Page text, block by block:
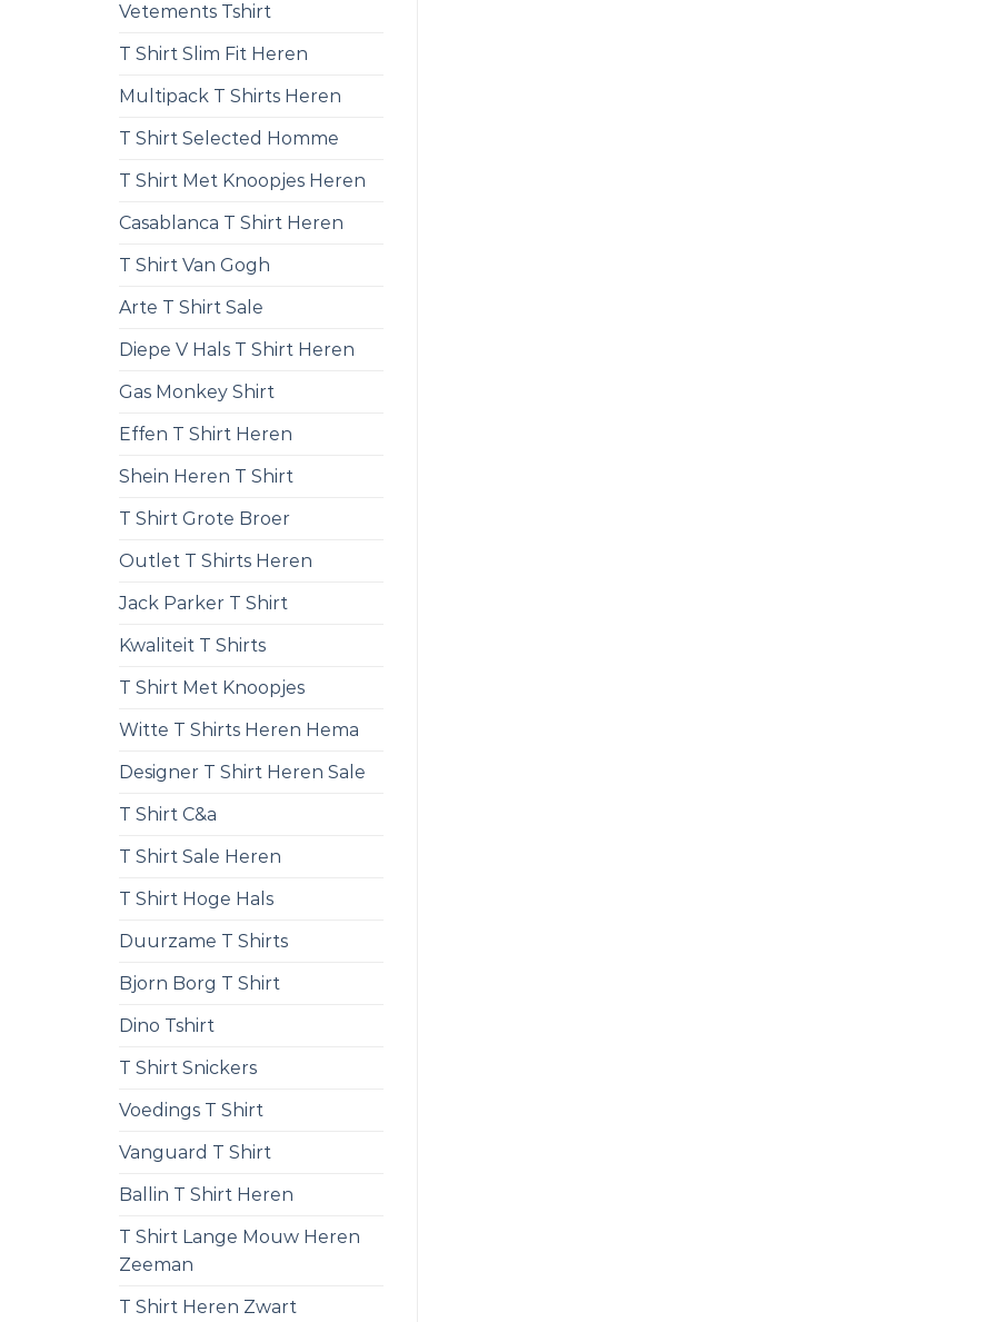
Vetements Tshirt
T Shirt Slim Fit Heren
Multipack T Shirts Heren
T Shirt Selected Homme
T Shirt Met Knoopjes Heren
Casablanca T Shirt Heren
T Shirt Van Gogh
Arte T Shirt Sale
Diepe V Hals T Shirt Heren
Gas Monkey Shirt
Effen T Shirt Heren
Shein Heren T Shirt
T Shirt Grote Broer
Outlet T Shirts Heren
Jack Parker T Shirt
Kwaliteit T Shirts
T Shirt Met Knoopjes
Witte T Shirts Heren Hema
Designer T Shirt Heren Sale
T Shirt C&a
T Shirt Sale Heren
T Shirt Hoge Hals
Duurzame T Shirts
Bjorn Borg T Shirt
Dino Tshirt
T Shirt Snickers
Voedings T Shirt
Vanguard T Shirt
Ballin T Shirt Heren
T Shirt Lange Mouw Heren
Zeeman
T Shirt Heren Zwart